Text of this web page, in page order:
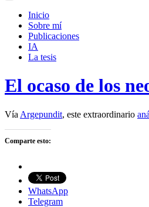
Alternar
campo
búsqueda
Inicio
Sobre mí­
Publicaciones
IA
La tesis
El ocaso de los
Vía Argepundit, este extraordinario
Comparte esto:
WhatsApp
Telegram